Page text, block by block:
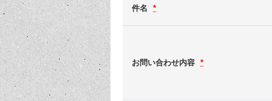
件名 *
お問い合わせ内容 *